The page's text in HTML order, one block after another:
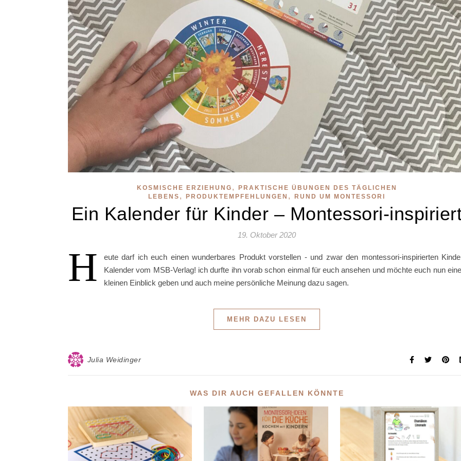
KOSMISCHE ERZIEHUNG ,
PRAKTISCHE ÜBUNGEN DES TÄGLICHEN
LEBENS , PRODUKTEMPFEHLUNGEN , RUND UM MONTESSORI
Ein Kalender für Kinder – Montessori-
19. Oktober 2020
H
eute darf ich euch einen wunderbares Produkt vorstellen - und zwar den montessori-inspirierten
Kalender vom MSB-Verlag! ich durfte ihn vorab schon einmal für euch ansehen und möchte euch nun
kleinen Einblick geben und auch meine persönliche Meinung dazu sagen.
MEHR DAZU LESEN
Julia Weidinger
WAS DIR AUCH GEFALLEN KÖNNTE